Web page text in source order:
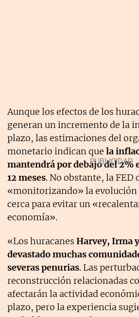
Aunque los efectos de los
generan un incremento de la
plazo, las estimaciones del
monetario indican que la
mantendrá por debajo del 2%
12 meses. No obstante, la FED
«monitorizando» la evolución
cerca para evitar un
economía».
«Los huracanes Harvey, Irma
devastado muchas
severas penurias. Las
reconstrucción relacionadas
afectarán la actividad
plazo, pero la experiencia